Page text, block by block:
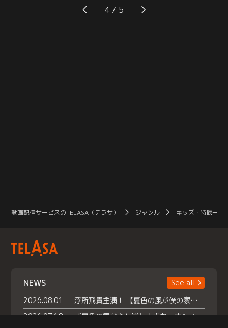
絶したという被害者の竹中と出会
う。コナンたちは浦沢の不可解な行
見放題ページよりご視聴ください。
／第258話 シカゴから来た男（前
4
動画配信サービスのTELASA（テラサ） ジャンル キッズ・特撮一覧
NEWS
See all
2026.08.01
浮所飛貴主演！ 【夏色の風が僕の家にやってきた】 本日よりテラサで独占配信スタート！
2026.07.18
『夏色の雲が恋と嵐をまきおこす』スペシャルメイキング 【Part1】2026年７月18日（土）23時30分～配信スタート！話題のシーンの裏側を大公開！豪華キャスト大集合！ 『武宮家 真夏の家族会議』開催！